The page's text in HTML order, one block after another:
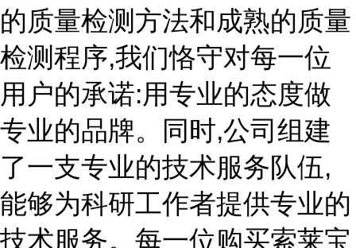
的质量检测方法和成熟的质量
检测程序,我们恪守对每一位
用户的承诺:用专业的态度做
专业的品牌。同时,公司组建
了一支专业的技术服务队伍,
能够为科研工作者提供专业的
技术服务。每一位购买索莱宝